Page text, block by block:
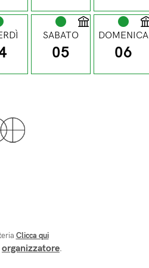
SABATO
05
DOMENICA
06
Clicca qui
organizzatore.